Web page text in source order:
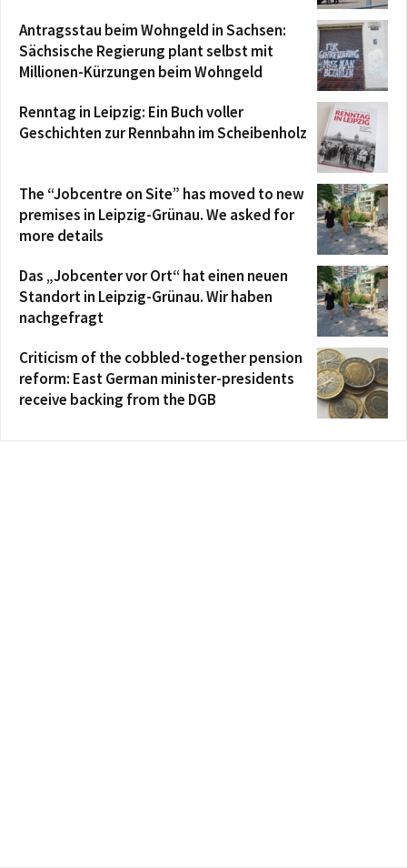
Antragsstau beim Wohngeld in Sachsen:
Sächsische Regierung plant selbst mit
Millionen-Kürzungen beim Wohngeld
Renntag in Leipzig: Ein Buch voller
Geschichten zur Rennbahn im Scheibenholz
The “Jobcentre on Site” has moved to new
premises in Leipzig-Grünau. We asked for
more details
Das „Jobcenter vor Ort“ hat einen neuen
Standort in Leipzig-Grünau. Wir haben
nachgefragt
Criticism of the cobbled-together pension
reform: East German minister-presidents
receive backing from the DGB